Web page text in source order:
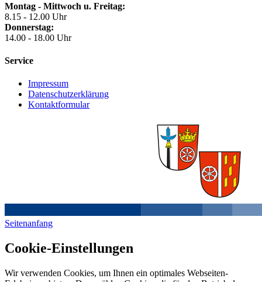
Montag - Mittwoch u. Freitag:
8.15 - 12.00 Uhr
Donnerstag:
14.00 - 18.00 Uhr
Service
Impressum
Datenschutzerklärung
Kontaktformular
Seitenanfang
Cookie-Einstellungen
Wir verwenden Cookies, um Ihnen ein optimales Webseiten-